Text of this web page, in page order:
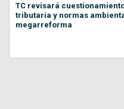
TC revisará
tributaria y normas
megarreforma